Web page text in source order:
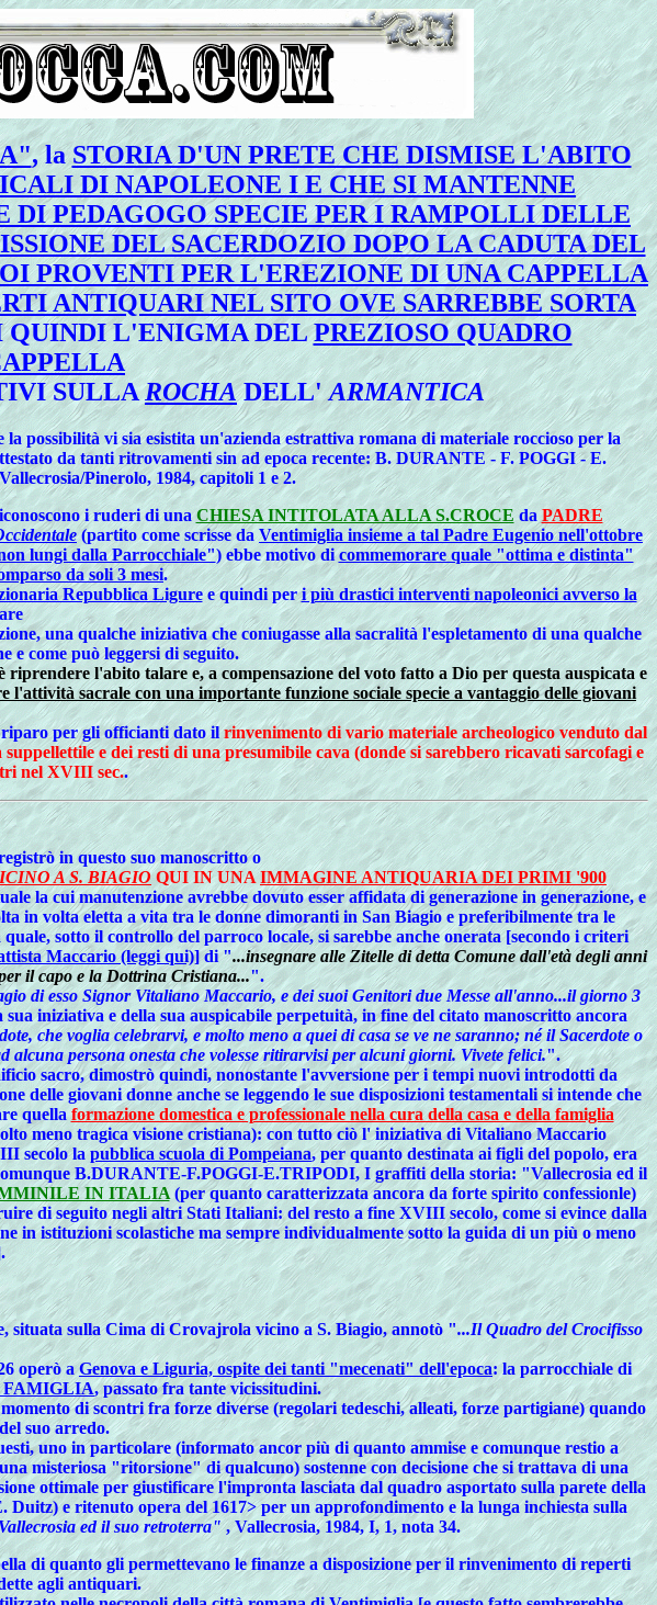
, laSTORIA D'UN PRETE CHE DISMISE L'ABITO
DI NAPOLEONE I E CHE SI MANTENNE
DI PEDAGOGO SPECIE PER I RAMPOLLI DELLE
DEL SACERDOZIO DOPO LA CADUTA DEL
PROVENTI PER L'EREZIONE DI UNA CAPPELLA
ANTIQUARI NEL SITO OVE SARREBBE SORTA
L'ENIGMA DELPREZIOSO QUADRO
SULLAROCHADELL'ARMANTICA
possibilità vi sia esistita un'azienda estrattiva romana di materiale roccioso per la
da tanti ritrovamenti sin ad epoca recente: B. DURANTE - F. POGGI - E.
Pinerolo, 1984, capitoli 1 e 2.
i ruderi di unaCHIESA INTITOLATA ALLA S.CROCE da PADRE
(partito come scrisse daVentimiglia insieme a tal Padre Eugenio nell'ottobre
lungi dalla Parrocchiale") ebbe motivo dicommemorare quale "ottima e distinta"
da soli 3 mesi.
Repubblica Liguree quindi peri più drastici interventi napoleonici avverso la
una qualche iniziativa che coniugasse alla sacralità l'espletamento di una qualche
e come può leggersi di seguito.
l'abito talare e, a compensazione del voto fatto a Dio per questa auspicata e
sacrale con una importante funzione sociale specie a vantaggio delle giovani
riparo per gli officianti dato ilrinvenimento di vario materiale archeologico venduto dal
e dei resti di una presumibile cava (donde si sarebbero ricavati sarcofagi e
nel XVIII sec..
in questo suo manoscritto o
A S. BIAGIOQUI IN UNAIMMAGINE ANTIQUARIA DEI PRIMI '900
la cui manutenzione avrebbe dovuto esser affidata di generazione in generazione, e
in volta eletta a vita tra le donne dimoranti in San Biagio e preferibilmente tra le
sotto il controllo del parroco locale, si sarebbe anche onerata [secondo i criteri
Maccario (leggi qui)] di "...insegnare alle Zitelle di detta Comune dall'età degli anni
il capo e la Dottrina Cristiana...".
di esso Signor Vitaliano Maccario, e dei suoi Genitori due Messe all'anno...il giorno 3
iniziativa e della sua auspicabile perpetuità, in fine del citato manoscritto ancora
che voglia celebrarvi, e molto meno a quei di casa se ve ne saranno; né il Sacerdote o
persona onesta che volesse ritirarvisi per alcuni giorni. Vivete felici.".
sacro, dimostrò quindi, nonostante l'avversione per i tempi nuovi introdotti da
delle giovani donneanche se leggendo le sue disposizioni testamentalisi intende che
quellaformazione domestica e professionale nella cura della casa e della famiglia
meno tragica visione cristiana): con tutto ciò l' iniziativa diVitaliano Maccario
secolo lapubblica scuola di Pompeiana, per quanto destinata ai figli del popolo, era
B.DURANTE-F.POGGI-E.TRIPODI, I graffiti della storia: "Vallecrosia ed il
IN ITALIA(per quanto caratterizzata ancora da forte spirito confessionle)
di seguito negli altri Stati Italiani: del resto a fine XVIII secolo, come si evince dalla
in istituzioni scolastiche ma sempre individualmente sotto la guida di un più o meno
sulla Cima di Crovajrola vicino a S. Biagio, annotò "...Il Quadro del Crocifisso
operò aGenova e Liguria, ospite dei tanti "mecenati" dell'epoca: la parrocchiale di
FAMIGLIA, passato fra tante vicissitudini.
di scontri fra forze diverse (regolari tedeschi, alleati, forze partigiane) quando
suo arredo.
uno in particolare (informato ancor più di quanto ammise e comunque restio a
misteriosa "ritorsione" di qualcuno) sostenne con decisione che si trattava di una
ottimale per giustificare l'impronta lasciata dal quadro asportato sulla parete della
e ritenuto opera del 1617> per un approfondimento e la lunga inchiesta sulla
ed il suo retroterra", Vallecrosia, 1984, I, 1, nota 34.
di quanto gli permettevano le finanze a disposizione per il rinvenimento di reperti
agli antiquari.